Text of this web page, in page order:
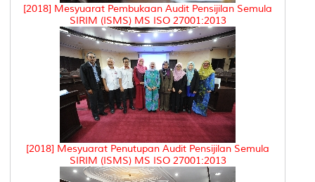
[2018] Mesyuarat Pembukaan Audit Pensijilan Semula
SIRIM (ISMS) MS ISO 27001:2013
[2018] Mesyuarat Penutupan Audit Pensijilan Semula
SIRIM (ISMS) MS ISO 27001:2013